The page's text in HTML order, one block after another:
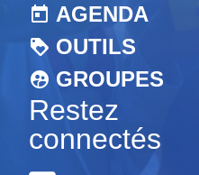
AGENDA
OUTILS
GROUPES
Restez
connectés